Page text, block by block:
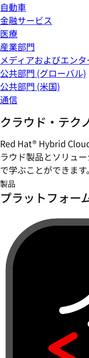
自動車
金融サービス
医療
産業部門
メディアおよびエン
公共部門 (グローバル)
公共部門 (米国)
通信
クラウド・テク
Red Hat® Hybrid
ラウド製品とソリュ
で学ぶことができます。
製品
プラットフォー